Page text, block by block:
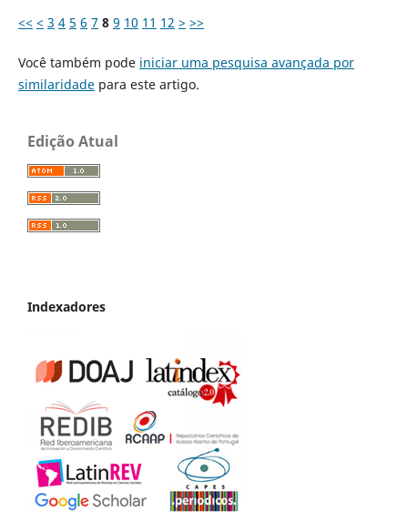
<< < 3 4 5 6 7 8 9 10 11 12 > >>
Você também pode iniciar uma pesquisa avançada por
similaridadepara este artigo.
Edição Atual
Indexadores